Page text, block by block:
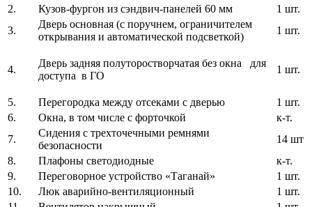
2. Кузов-фургон из сэндвич-панелей 60 мм
1 шт.
3.
Дверь основная (с поручнем, ограничителем
открывания и автоматической подсветкой)
1 шт.
4.
Дверь задняя полуторостворчатая без окна для
доступа в ГО
1 шт.
5. Перегородка между отсеками с дверью
1 шт.
6.
Окна, в том числе с форточкой
к-т.
7.
Сидения с трехточечными ремнями
безопасности
14 шт
8.
Плафоны светодиодные
к-т.
9.
Переговорное устройство «Таганай»
1 шт.
10.
Люк аварийно-вентиляционный
1 шт.